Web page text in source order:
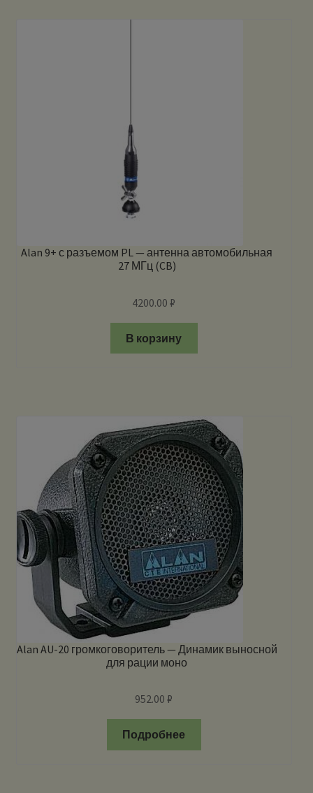
Alan 9+ с разъемом PL — антенна автомобильная
27 МГц (CB)
4200.00₽
В корзину
Alan AU-20 громкоговоритель — Динамик выносной
для рации моно
952.00₽
Подробнее